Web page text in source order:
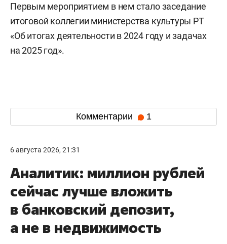
Первым мероприятием в нем стало заседание
итоговой коллегии министерства культуры РТ
«Об итогах деятельности в 2024 году и задачах
на 2025 год».
Комментарии 1
6 августа 2026, 21:31
Аналитик: миллион рублей
сейчас лучше вложить
в банковский депозит,
а не в недвижимость